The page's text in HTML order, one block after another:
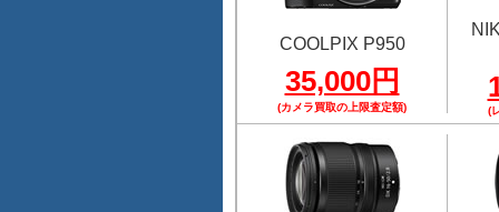
COOLPIX P950
35,000円
(カメラ買取の上限査定額) (